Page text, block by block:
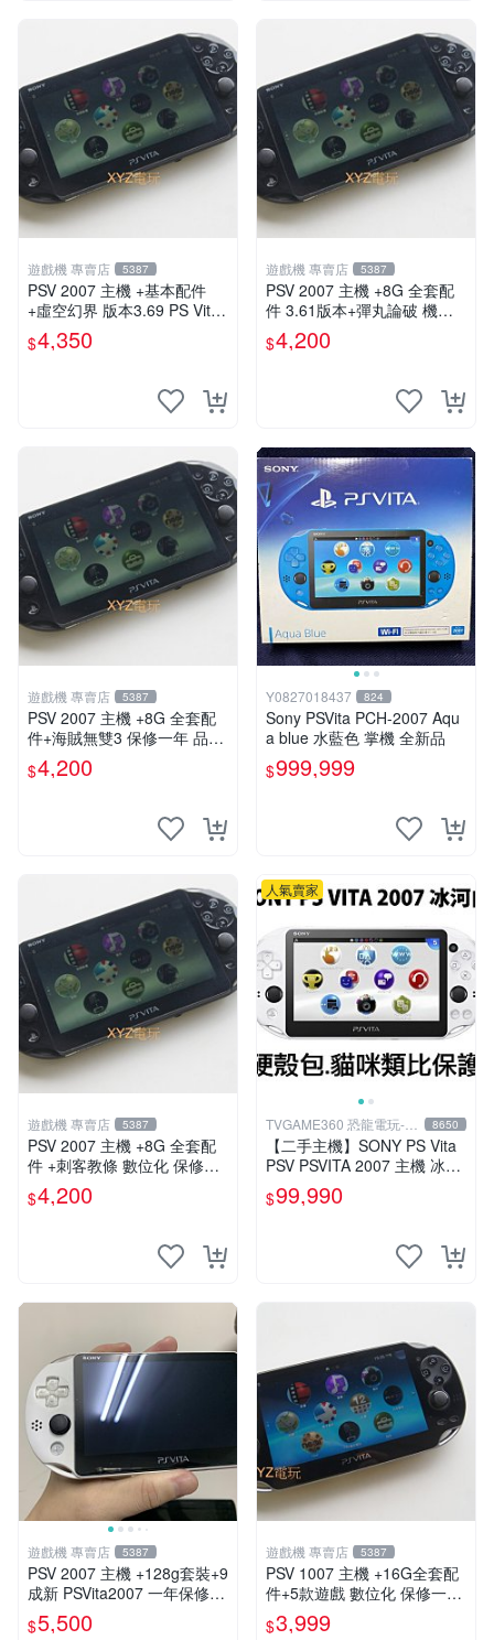
遊戲機 專賣店 5387
PSV 2007 主機 +基本配件
+虛空幻界 版本3.69 PS Vita2
$4,350
遊戲機 專賣店 5387
PSV 2007 主機 +8G 全套配
件 3.61版本+彈丸論破 機槍
辯駁 數位化 PS Vita2007 保
修一年
$4,200
遊戲機 專賣店 5387
PSV 2007 主機 +8G 全套配
件+海賊無雙3 保修一年 品質
有保障
$4,200
Y0827018437 824
Sony PSVita PCH-2007 Aqu
a blue 水藍色 掌機 全新品
$999,999
遊戲機 專賣店 5387
PSV 2007 主機 +8G 全套配
件 +刺客教條 數位化 保修一
年 品質有保障
$4,200
人氣賣家
TVGAME360 恐龍電玩-台
中店
8650
【二手主機】SONY PS Vita
PSV PSVITA 2007 主機 冰河
白 白黑色(9.9成新)【台中恐
龍電玩】
$99,990
遊戲機 專賣店 5387
PSV 2007 主機 +128g套裝+9
成新 PSVita2007 一年保修
遊戲機 以改 變革
$5,500
遊戲機 專賣店 5387
PSV 1007 主機 +16G全套配
件+5款遊戲 數位化 保修一年
品質有保障
$3,999